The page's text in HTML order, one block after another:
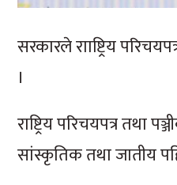
सरकारले रााष्ट्रिय
।
राष्ट्रिय परिचयपत्र तथा
सांस्कृतिक तथा जातीय